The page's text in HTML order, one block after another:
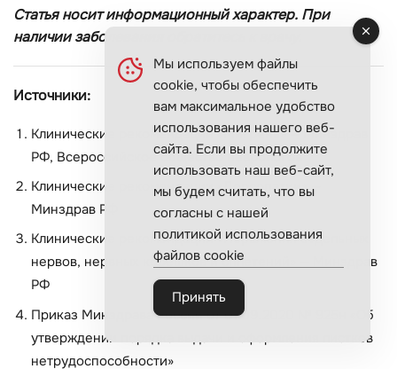
Статья носит информационный характер. При
наличии заболевания обратитесь к врачу.
Источники:
Клинические рекомендации «Мигрень» — Минздрав
РФ, Всероссийское общество неврологов
Клинические рекомендации «Дорсопатии» —
Минздрав РФ
Клинические рекомендации «Поражения отдельных
нервов, нервных корешков и сплетений» — Минздрав
РФ
Приказ Минздрава России от 01.09.2020 № 925н «Об
утверждении порядка выдачи и оформления листков
нетрудоспособности»
Мы используем файлы
cookie, чтобы обеспечить
вам максимальное удобство
использования нашего веб-
сайта. Если вы продолжите
использовать наш веб-сайт,
мы будем считать, что вы
согласны с нашей
политикой использования
файлов cookie
Принять